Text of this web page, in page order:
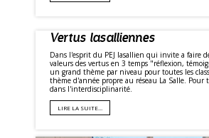
Vertus lasalliennes
Dans l'esprit du PEJ lasallien qui invite a faire
valeurs des vertus en 3 temps "réflexion,
un grand thème par niveau pour toutes les
thème d'année propre au réseau La Salle. Pour
dans l'interdisciplinarité.
LIRE LA SUITE…